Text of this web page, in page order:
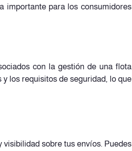
importante para los consumidores
con la gestión de una flota
los requisitos de seguridad, lo que
sobre tus envíos. Puedes